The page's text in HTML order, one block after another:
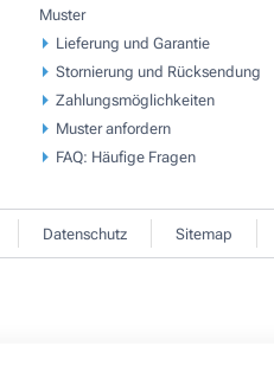
Muster
Lieferung und Garantie
Stornierung und Rücksendung
Zahlungsmöglichkeiten
Muster anfordern
FAQ: Häufige Fragen
Datenschutz Sitemap